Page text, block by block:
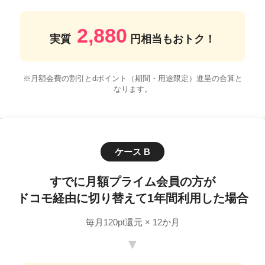
実質 2,880 円相当 もおトク！
※月額会費の割引とdポイント（期間・用途限定）進呈の合算と
なります。
ケース B
すでに月額プライム会員の方が
ドコモ経由に切り替えて1年間利用した場合
毎月120pt還元 × 12か月
▼